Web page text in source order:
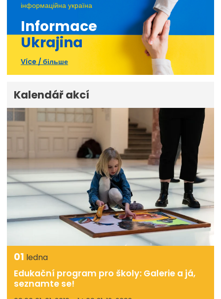
інформаційна україна
Informace
Ukrajina
Více / більше
Kalendář akcí
01 ledna
Edukační program pro školy: Galerie a já,
seznamte se!